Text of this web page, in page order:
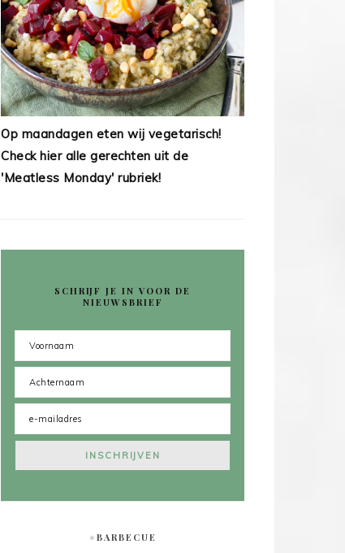
Op maandagen eten wij vegetarisch!
Check hier alle gerechten uit de
'Meatless Monday' rubriek!
SCHRIJF JE IN VOOR DE
NIEUWSBRIEF
#BARBECUE